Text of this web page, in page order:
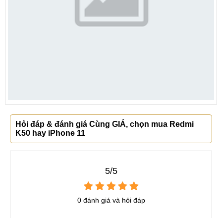
Hỏi đáp & đánh giá Cùng GIÁ, chọn mua Redmi
K50 hay iPhone 11
5/5
0 đánh giá và hỏi đáp